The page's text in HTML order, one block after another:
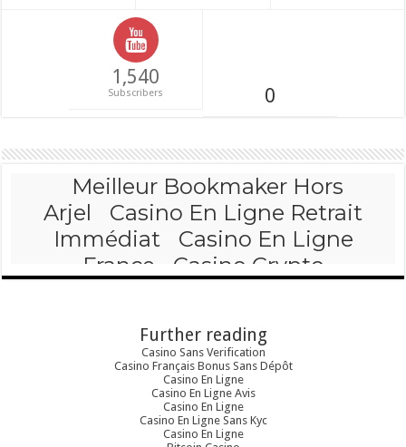
1,540
Subscribers 0
Further reading
Casino Sans Verification
Casino Français Bonus Sans Dépôt
Casino En Ligne
Casino En Ligne Avis
Casino En Ligne
Casino En Ligne Sans Kyc
Casino En Ligne